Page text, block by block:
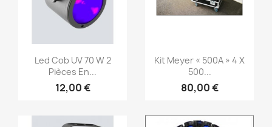
Vorschau
Led Cob UV 70 W 2
Pièces En...
12,00 €
Vorschau
Kit Meyer « 500A » 4 X
500...
80,00 €